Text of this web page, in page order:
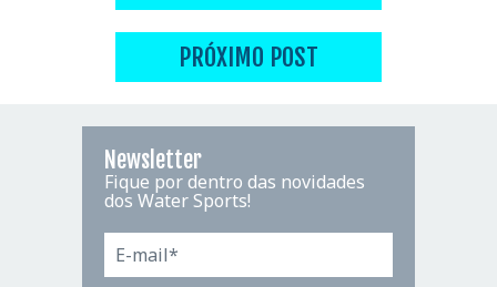
PRÓXIMO POST
Newsletter
Fique por dentro das novidades
dos Water Sports!